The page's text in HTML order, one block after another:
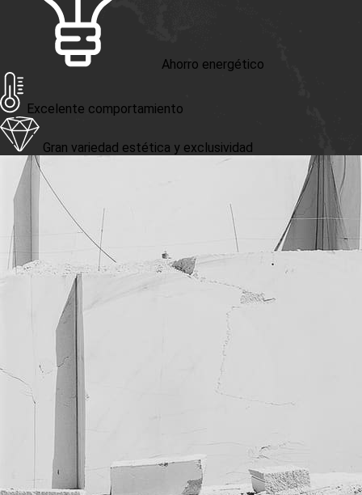
Ahorro energético
Excelente comportamiento
Gran variedad estética y exclusividad